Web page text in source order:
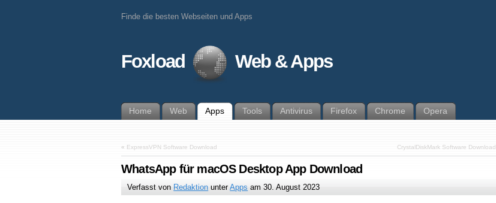
Finde die besten Webseiten und Apps
Foxload Web & Apps
Home Web Apps Tools Antivirus Firefox Chrome Opera
« ExpressVPN Software Download CrystalDiskMark Software Download
WhatsApp für macOS Desktop App Download
Verfasst von Redaktion unterApps am30. August 2023